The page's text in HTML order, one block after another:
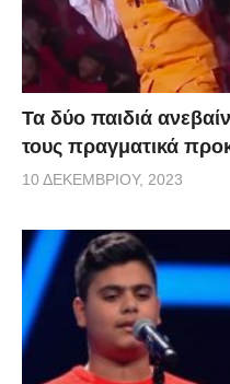
Τα δύο παιδιά
τους πραγματικά
10 ΔΕΚΕΜΒΡΊΟΥ, 2023